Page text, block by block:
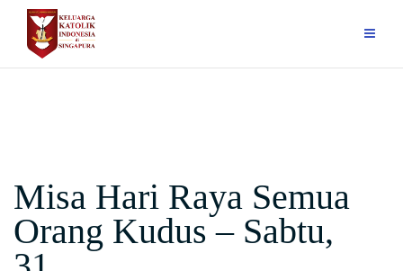
content
Misa Hari Raya Semua
Orang Kudus – Sabtu,